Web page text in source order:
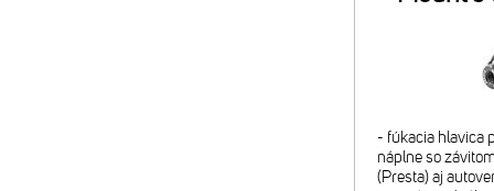
- fúkacia hlavica
náplne so
(Presta) aj